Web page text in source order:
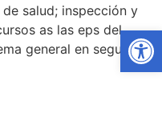
salud; inspección y
as las eps del
general en seguridad